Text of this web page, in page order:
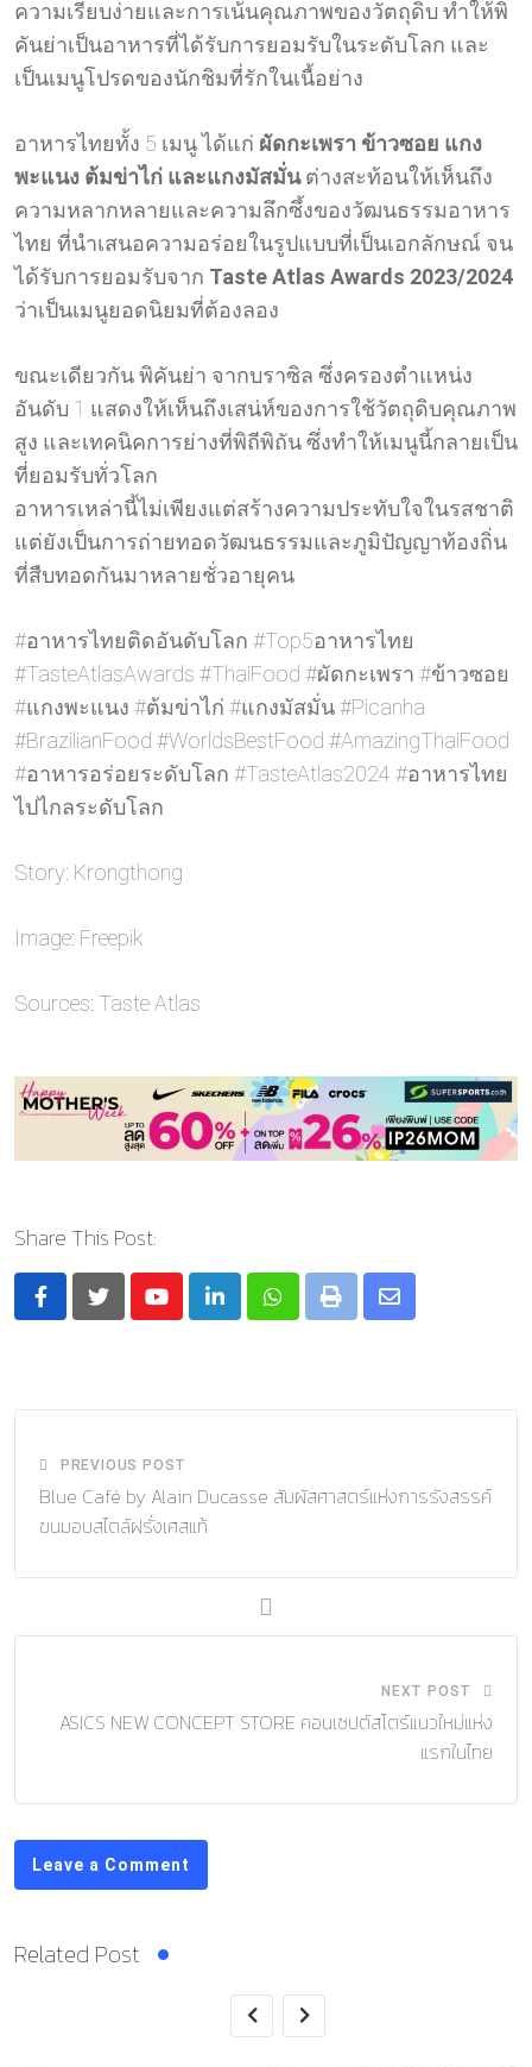
ความเรียบง่ายและการเน้นคุณภาพของวัตถุดิบ ทำให้พิ
คันย่าเป็นอาหารที่ได้รับการยอมรับในระดับโลก และ
เป็นเมนูโปรดของนักชิมที่รักในเนื้อย่าง
อาหารไทยทั้ง 5 เมนู ได้แก่ ผัดกะเพรา ข้าวซอย แกง
พะแนง ต้มข่าไก่ และแกงมัสมั่นต่างสะท้อนให้เห็นถึง
ความหลากหลายและความลึกซึ้งของวัฒนธรรมอาหาร
ไทย ที่นำเสนอความอร่อยในรูปแบบที่เป็นเอกลักษณ์ จน
ได้รับการยอมรับจาก Taste Atlas Awards 2023/2024
ว่าเป็นเมนูยอดนิยมที่ต้องลอง
ขณะเดียวกัน พิคันย่า จากบราซิล ซึ่งครองตำแหน่ง
อันดับ 1 แสดงให้เห็นถึงเสน่ห์ของการใช้วัตถุดิบคุณภาพ
สูง และเทคนิคการย่างที่พิถีพิถัน ซึ่งทำให้เมนูนี้กลายเป็น
ที่ยอมรับทั่วโลก
อาหารเหล่านี้ไม่เพียงแต่สร้างความประทับใจในรสชาติ
แต่ยังเป็นการถ่ายทอดวัฒนธรรมและภูมิปัญญาท้องถิ่น
ที่สืบทอดกันมาหลายชั่วอายุคน
#อาหารไทยติดอันดับโลก #Top5อาหารไทย
#TasteAtlasAwards #ThaiFood #ผัดกะเพรา #ข้าวซอย
#แกงพะแนง #ต้มข่าไก่ #แกงมัสมั่น #Picanha
#BrazilianFood #WorldsBestFood #AmazingThaiFood
#อาหารอร่อยระดับโลก #TasteAtlas2024 #อาหารไทย
ไปไกลระดับโลก
Story: Krongthong
Image: Freepik
Sources: Taste Atlas
Share This Post:
YoutubeLinkedInWhatsapp
Print
Share
PREVIOUS POST
Blue Café by Alain Ducasse สัมผัสศาสตร์แห่งการรังสรรค์
ขนมอบสไตล์ฝรั่งเศสแท้
NEXT POST
ASICS NEW CONCEPT STORE คอนเซปต์สโตร์แนวใหม่แห่ง
แรกในไทย
Leave a Comment
Related Post